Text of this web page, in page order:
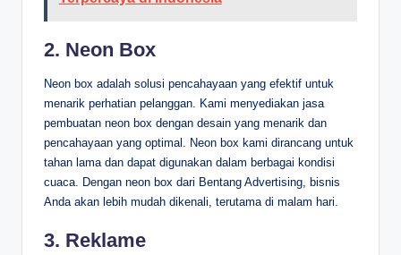
2. Neon Box
Neon box adalah solusi pencahayaan yang efektif untuk
menarik perhatian pelanggan. Kami menyediakan jasa
pembuatan neon box dengan desain yang menarik dan
pencahayaan yang optimal. Neon box kami dirancang untuk
tahan lama dan dapat digunakan dalam berbagai kondisi
cuaca. Dengan neon box dari Bentang Advertising, bisnis
Anda akan lebih mudah dikenali, terutama di malam hari.
3. Reklame